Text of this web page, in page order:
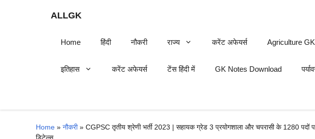
ALLGK
Home हिंदी नौकरी राज्य करेंट अफेयर्स Agriculture GK
इतिहास करेंट अफेयर्स टेंस हिंदी में GK Notes Download
Home » नौकरी» CGPSC तृतीय श्रेणी भर्ती 2023 | सहायक ग्रेड 3 प्रयोगशाला और चपरासी के 1280 पदों